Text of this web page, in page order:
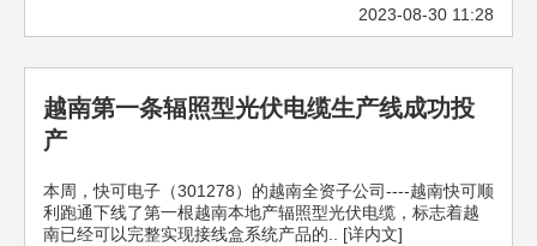
2023-08-30 11:28
越南第一条辐照型光伏电缆生产线成功投
产
本周，快可电子（301278）的越南全资子公司----越南快可顺
利跑通下线了第一根越南本地产辐照型光伏电缆，标志着越
南已经可以完整实现接线盒系统产品的.. [详内文]